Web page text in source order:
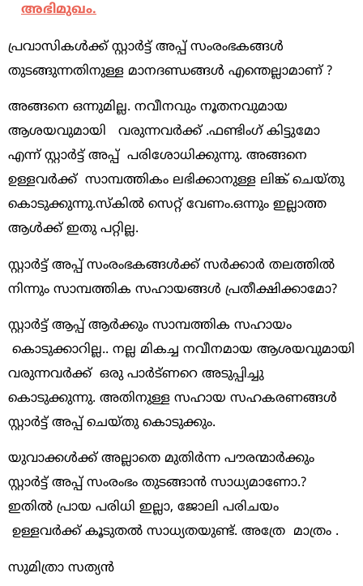
അഭിമുഖം.
പ്രവാസികൾക്ക് സ്റ്റാർട്ട് അപ്പ് സംരംഭകങ്ങൾ
തുടങ്ങുന്നതിനുള്ള മാനദണ്ഡങ്ങൾ എന്തെല്ലാമാണ് ?
അങ്ങനെ ഒന്നുമില്ല. നവീനവും നൂതനവുമായ
ആശയവുമായി വരുന്നവർക്ക്‌ .ഫണ്ടിംഗ് കിട്ടുമോ
എന്ന് സ്റ്റാർട്ട് അപ്പ് പരിശോധിക്കുന്നു. അങ്ങനെ
ഉള്ളവർക്ക് സാമ്പത്തികം ലഭിക്കാനുള്ള ലിങ്ക് ചെയ്തു
കൊടുക്കുന്നു.സ്കിൽ സെറ്റ് വേണം.ഒന്നും ഇല്ലാത്ത
ആൾക്ക് ഇതു പറ്റില്ല.
സ്റ്റാർട്ട് അപ്പ് സംരംഭകങ്ങൾക്ക് സർക്കാർ തലത്തിൽ
നിന്നും സാമ്പത്തിക സഹായങ്ങൾ പ്രതീക്ഷിക്കാമോ?
സ്റ്റാർട്ട് ആപ്പ് ആർക്കും സാമ്പത്തിക സഹായം
കൊടുക്കാറില്ല.. നല്ല മികച്ച നവീനമായ ആശയവുമായി
വരുന്നവർക്ക് ഒരു പാർട്ണറെ അടുപ്പിച്ചു
കൊടുക്കുന്നു. അതിനുള്ള സഹായ സഹകരണങ്ങൾ
സ്റ്റാർട്ട് അപ്പ് ചെയ്തു കൊടുക്കും.
യുവാക്കൾക്ക് അല്ലാതെ മുതിർന്ന പൗരന്മാർക്കും
സ്റ്റാർട്ട് അപ്പ് സംരംഭം തുടങ്ങാൻ സാധ്യമാണോ.?
ഇതിൽ പ്രായ പരിധി ഇല്ലാ, ജോലി പരിചയം
ഉള്ളവർക്ക് കൂടുതൽ സാധ്യതയുണ്ട്. അത്രേ മാത്രം .
സുമിത്രാ സത്യൻ